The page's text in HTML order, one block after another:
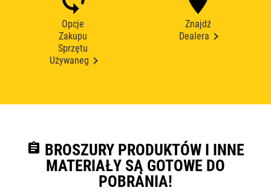
Opcje
Zakupu
Sprzętu
Używaneg
Znajdź
Dealera
assignment BROSZURY PRODUKTÓW I INNE
MATERIAŁY SĄ GOTOWE DO
POBRANIA!